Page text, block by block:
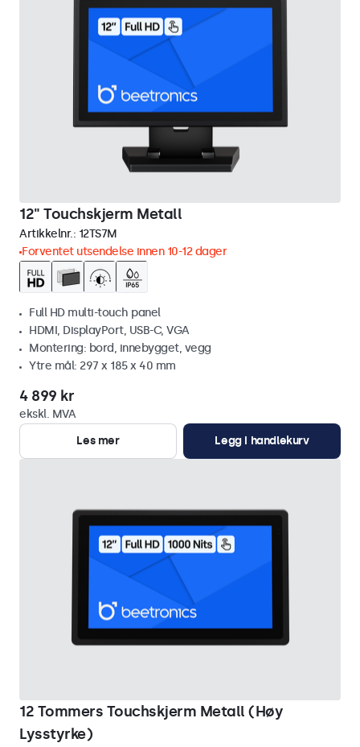
12" Touchskjerm Metall
Artikkelnr.: 12TS7M
Forventet utsendelse innen 10-12 dager
Full HD multi-touch panel
HDMI, DisplayPort, USB-C, VGA
Montering: bord, innebygget, vegg
Ytre mål: 297 x 185 x 40 mm
4 899 kr
ekskl. MVA
Les mer
Legg i handlekurv
12 Tommers Touchskjerm Metall (Høy
Lysstyrke)